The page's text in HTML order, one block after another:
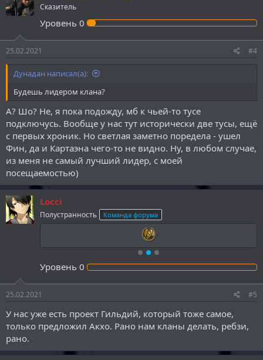
Сказитель
Уровень 0
25.02.2021 #4
Дунадан написал(а):
Будешь лидером клана?
А? Шо? Не, я пока подожду, мб к чьей-то тусе
подключусь. Вообще у нас тут исторически две тусы, ещё
с первых хроник. Но светлая заметно поредела - ушел
Фин, да и Картаэна чего-то не видно. Ну, в любом случае,
из меня не самый лучший лидер, с моей
посещаемостью)
Locci
Полустранность Команда форума
Уровень 0
25.02.2021 #5
У нас уже есть проект Гильдий, который тоже самое,
только предложил Акхо. Рано нам кланы делать, ребзи,
рано.